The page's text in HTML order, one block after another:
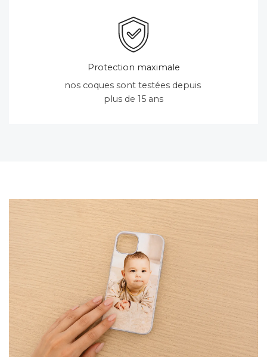
Protection maximale
nos coques sont testées depuis
plus de 15 ans